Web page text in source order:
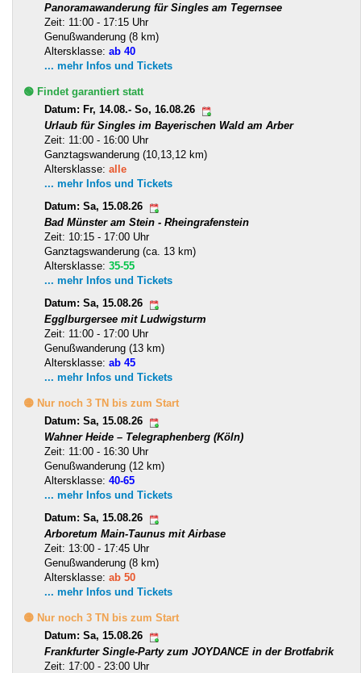
Panoramawanderung für Singles am Tegernsee
Zeit: 11:00 - 17:15 Uhr
Genußwanderung (8 km)
Altersklasse: ab 40
... mehr Infos und Tickets
🟢 Findet garantiert statt
Datum: Fr, 14.08.- So, 16.08.26
Urlaub für Singles im Bayerischen Wald am Arber
Zeit: 11:00 - 16:00 Uhr
Ganztagswanderung (10,13,12 km)
Altersklasse: alle
... mehr Infos und Tickets
Datum: Sa, 15.08.26
Bad Münster am Stein - Rheingrafenstein
Zeit: 10:15 - 17:00 Uhr
Ganztagswanderung (ca. 13 km)
Altersklasse: 35-55
... mehr Infos und Tickets
Datum: Sa, 15.08.26
Egglburgersee mit Ludwigsturm
Zeit: 11:00 - 17:00 Uhr
Genußwanderung (13 km)
Altersklasse: ab 45
... mehr Infos und Tickets
🟡 Nur noch 3 TN bis zum Start
Datum: Sa, 15.08.26
Wahner Heide – Telegraphenberg (Köln)
Zeit: 11:00 - 16:30 Uhr
Genußwanderung (12 km)
Altersklasse: 40-65
... mehr Infos und Tickets
Datum: Sa, 15.08.26
Arboretum Main-Taunus mit Airbase
Zeit: 13:00 - 17:45 Uhr
Genußwanderung (8 km)
Altersklasse: ab 50
... mehr Infos und Tickets
🟡 Nur noch 3 TN bis zum Start
Datum: Sa, 15.08.26
Frankfurter Single-Party zum JOYDANCE in der Brotfabrik
Zeit: 17:00 - 23:00 Uhr